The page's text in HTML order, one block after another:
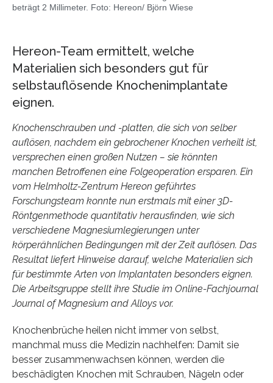
beträgt 2 Millimeter. Foto: Hereon/ Björn Wiese
Hereon-Team ermittelt, welche
Materialien sich besonders gut für
selbstauflösende Knochenimplantate
eignen.
Knochenschrauben und -platten, die sich von selber
auflösen, nachdem ein gebrochener Knochen verheilt ist,
versprechen einen großen Nutzen – sie könnten
manchen Betroffenen eine Folgeoperation ersparen. Ein
vom Helmholtz-Zentrum Hereon geführtes
Forschungsteam konnte nun erstmals mit einer 3D-
Röntgenmethode quantitativ herausfinden, wie sich
verschiedene Magnesiumlegierungen unter
körperähnlichen Bedingungen mit der Zeit auflösen. Das
Resultat liefert Hinweise darauf, welche Materialien sich
für bestimmte Arten von Implantaten besonders eignen.
Die Arbeitsgruppe stellt ihre Studie im Online-Fachjournal
Journal of Magnesium and Alloys vor.
Knochenbrüche heilen nicht immer von selbst,
manchmal muss die Medizin nachhelfen: Damit sie
besser zusammenwachsen können, werden die
beschädigten Knochen mit Schrauben, Nägeln oder